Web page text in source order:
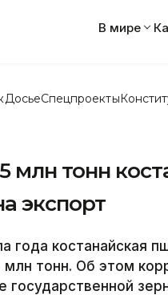
В мире
ДосьеСпецпроекты
млн тонн
экспорт
костанайская
тонн. Об этом